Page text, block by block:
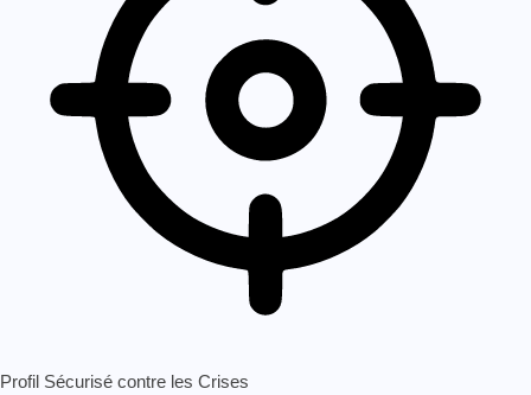
Profil Sécurisé contre les Crises